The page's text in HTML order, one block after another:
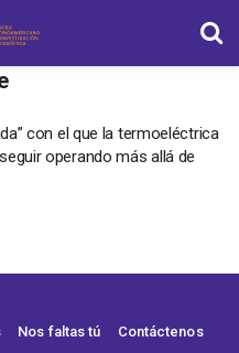
con el que la termoeléctrica
operando más allá de
Nos faltas tú Contáctenos